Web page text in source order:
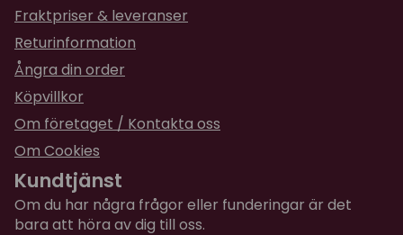
Malin
för 1 år sedan
Annelie
för 2 år sedan
Perfekt!!! Första saken som införskaffades
specifikt för det nya huset som jag inte vet vart
det ligger än!
Fraktpriser & leveranser
Returinformation
Ångra din order
Köpvillkor
Om företaget / Kontakta oss
Om Cookies
Kundtjänst
Om du har några frågor eller funderingar är det
bara att höra av dig till oss.